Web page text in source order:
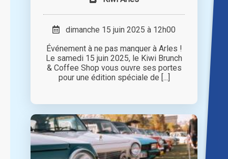
dimanche 15 juin 2025 à 12h00
Événement à ne pas manquer à Arles !
Le samedi 15 juin 2025, le Kiwi Brunch
& Coffee Shop vous ouvre ses portes
pour une édition spéciale de [...]